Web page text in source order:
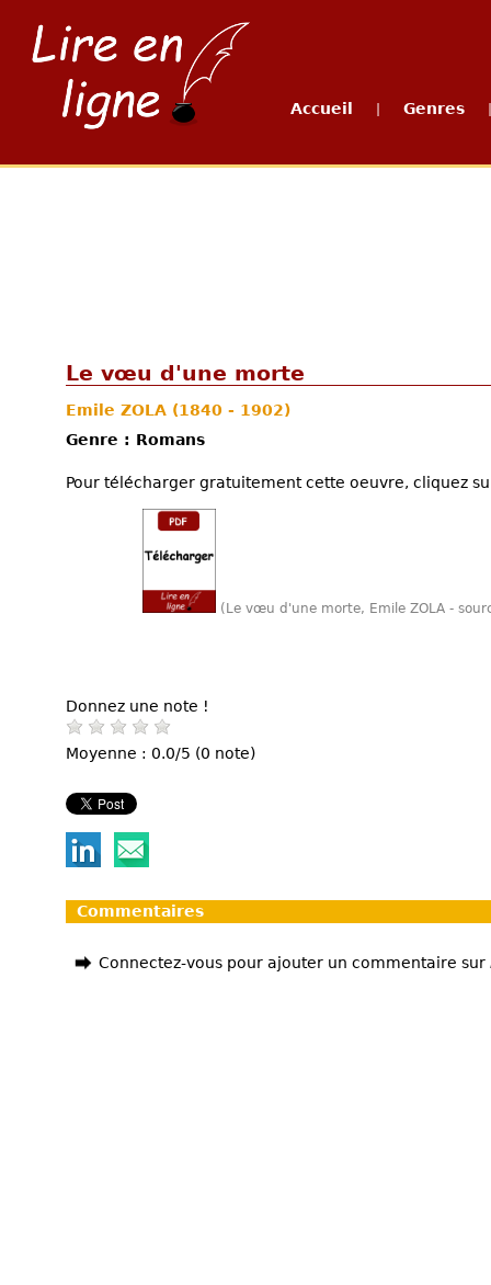
Accueil Genres
Le vœu d'une morte
Emile ZOLA (1840 - 1902)
Genre : Romans
Pour télécharger gratuitement cette oeuvre, cliquez
(Le vœu d'une morte, Emile ZOLA -
Donnez une note !
Moyenne : 0.0/5 (0 note)
Commentaires
Connectez-vous pour ajouter un commentaire sur